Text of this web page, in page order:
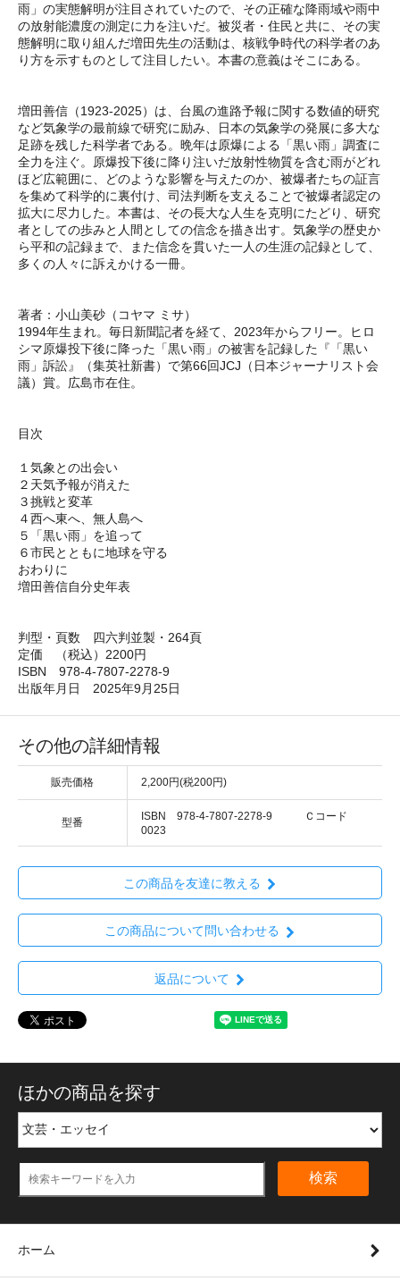
雨」の実態解明が注目されていたので、その正確な降雨域や雨中
の放射能濃度の測定に力を注いだ。被災者・住民と共に、その実
態解明に取り組んだ増田先生の活動は、核戦争時代の科学者のあ
り方を示すものとして注目したい。本書の意義はそこにある。
増田善信（1923-2025）は、台風の進路予報に関する数値的研究
など気象学の最前線で研究に励み、日本の気象学の発展に多大な
足跡を残した科学者である。晩年は原爆による「黒い雨」調査に
全力を注ぐ。原爆投下後に降り注いだ放射性物質を含む雨がどれ
ほど広範囲に、どのような影響を与えたのか、被爆者たちの証言
を集めて科学的に裏付け、司法判断を支えることで被爆者認定の
拡大に尽力した。本書は、その長大な人生を克明にたどり、研究
者としての歩みと人間としての信念を描き出す。気象学の歴史か
ら平和の記録まで、また信念を貫いた一人の生涯の記録として、
多くの人々に訴えかける一冊。
著者：小山美砂（コヤマ ミサ）
1994年生まれ。毎日新聞記者を経て、2023年からフリー。ヒロ
シマ原爆投下後に降った「黒い雨」の被害を記録した『「黒い
雨」訴訟』（集英社新書）で第66回JCJ（日本ジャーナリスト会
議）賞。広島市在住。
目次
１気象との出会い
２天気予報が消えた
３挑戦と変革
４西へ東へ、無人島へ
５「黒い雨」を追って
６市民とともに地球を守る
おわりに
増田善信自分史年表
判型・頁数 四六判並製・264頁
定価 （税込）2200円
ISBN 978-4-7807-2278-9
出版年月日 2025年9月25日
その他の詳細情報
販売価格 2,200円(税200円)
型番
ISBN 978-4-7807-2278-9 Ｃコード
0023
この商品を友達に教える
この商品について問い合わせる
返品について
ほかの商品を探す
検索
ホーム